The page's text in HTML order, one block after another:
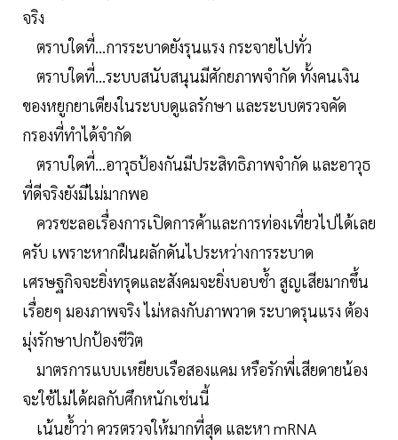
จริง
ตราบใดที่...การระบาดยังรุนแรง กระจายไปทั่ว
ตราบใดที่...ระบบสนับสนุนมีศักยภาพจำกัด ทั้งคนเงิน
ของหยูกยาเตียงในระบบดูแลรักษา และระบบตรวจคัด
กรองที่ทำได้จำกัด
ตราบใดที่...อาวุธป้องกันมีประสิทธิภาพจำกัด และอาวุธ
ที่ดีจริงยังมีไม่มากพอ
ควรชะลอเรื่องการเปิดการค้าและการท่องเที่ยวไปได้เลย
ครับ เพราะหากฝืนผลักดันไประหว่างการระบาด
เศรษฐกิจจะยิ่งทรุดและสังคมจะยิ่งบอบช้ำ สูญเสียมากขึ้น
เรื่อยๆ มองภาพจริง ไม่หลงกับภาพวาด ระบาดรุนแรง ต้อง
มุ่งรักษาปกป้องชีวิต
มาตรการแบบเหยียบเรือสองแคม หรือรักพี่เสียดายน้อง
จะใช้ไม่ได้ผลกับศึกหนักเช่นนี้
เน้นย้ำว่า ควรตรวจให้มากที่สุด และหา mRNA